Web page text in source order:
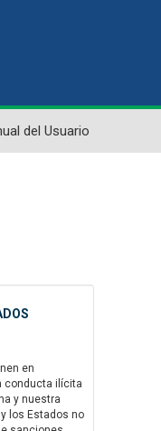
del Usuario
en
conducta ilícita
y nuestra
los Estados no